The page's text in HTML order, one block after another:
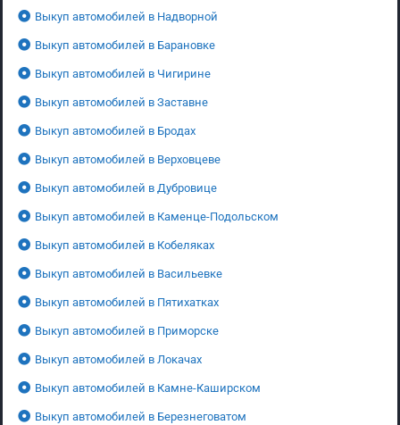
Выкуп автомобилей в Надворной
Выкуп автомобилей в Барановке
Выкуп автомобилей в Чигирине
Выкуп автомобилей в Заставне
Выкуп автомобилей в Бродах
Выкуп автомобилей в Верховцеве
Выкуп автомобилей в Дубровице
Выкуп автомобилей в Каменце-Подольском
Выкуп автомобилей в Кобеляках
Выкуп автомобилей в Васильевке
Выкуп автомобилей в Пятихатках
Выкуп автомобилей в Приморске
Выкуп автомобилей в Локачах
Выкуп автомобилей в Камне-Каширском
Выкуп автомобилей в Березнеговатом